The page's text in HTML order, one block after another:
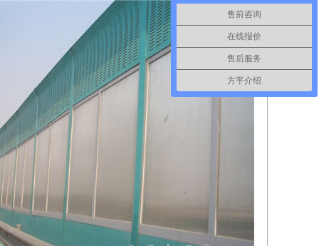
售前咨询
在线报价
售后服务
方平介绍